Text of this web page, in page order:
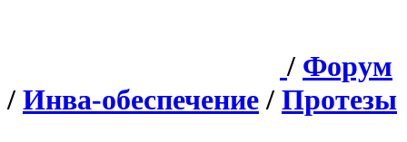
/ Форум
/ Инва-обеспечение / Протезы